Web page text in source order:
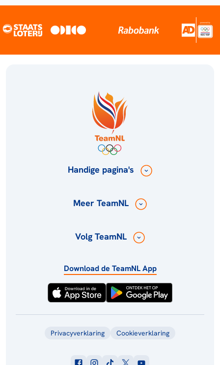
Handige pagina's
Meer TeamNL
Volg TeamNL
Download de TeamNL App
Privacyverklaring Cookieverklaring